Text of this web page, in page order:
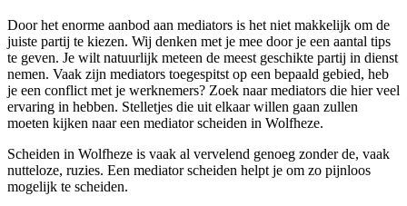
Door het enorme aanbod aan mediators is het niet makkelijk om de
juiste partij te kiezen. Wij denken met je mee door je een aantal tips
te geven. Je wilt natuurlijk meteen de meest geschikte partij in dienst
nemen. Vaak zijn mediators toegespitst op een bepaald gebied, heb
je een conflict met je werknemers? Zoek naar mediators die hier veel
ervaring in hebben. Stelletjes die uit elkaar willen gaan zullen
moeten kijken naar een mediator scheiden in Wolfheze.
Scheiden in Wolfheze is vaak al vervelend genoeg zonder de, vaak
nutteloze, ruzies. Een mediator scheiden helpt je om zo pijnloos
mogelijk te scheiden.